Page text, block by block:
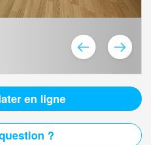
en ligne
?